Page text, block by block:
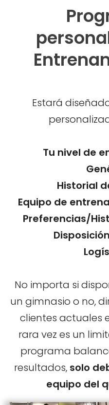
Estará
Tu nivel de
Historial
Equipo de
Preferencias/
No importa si
un gimnasio o no,
clientes actuales
rara vez es un
programa
resultados, solo
equipo del